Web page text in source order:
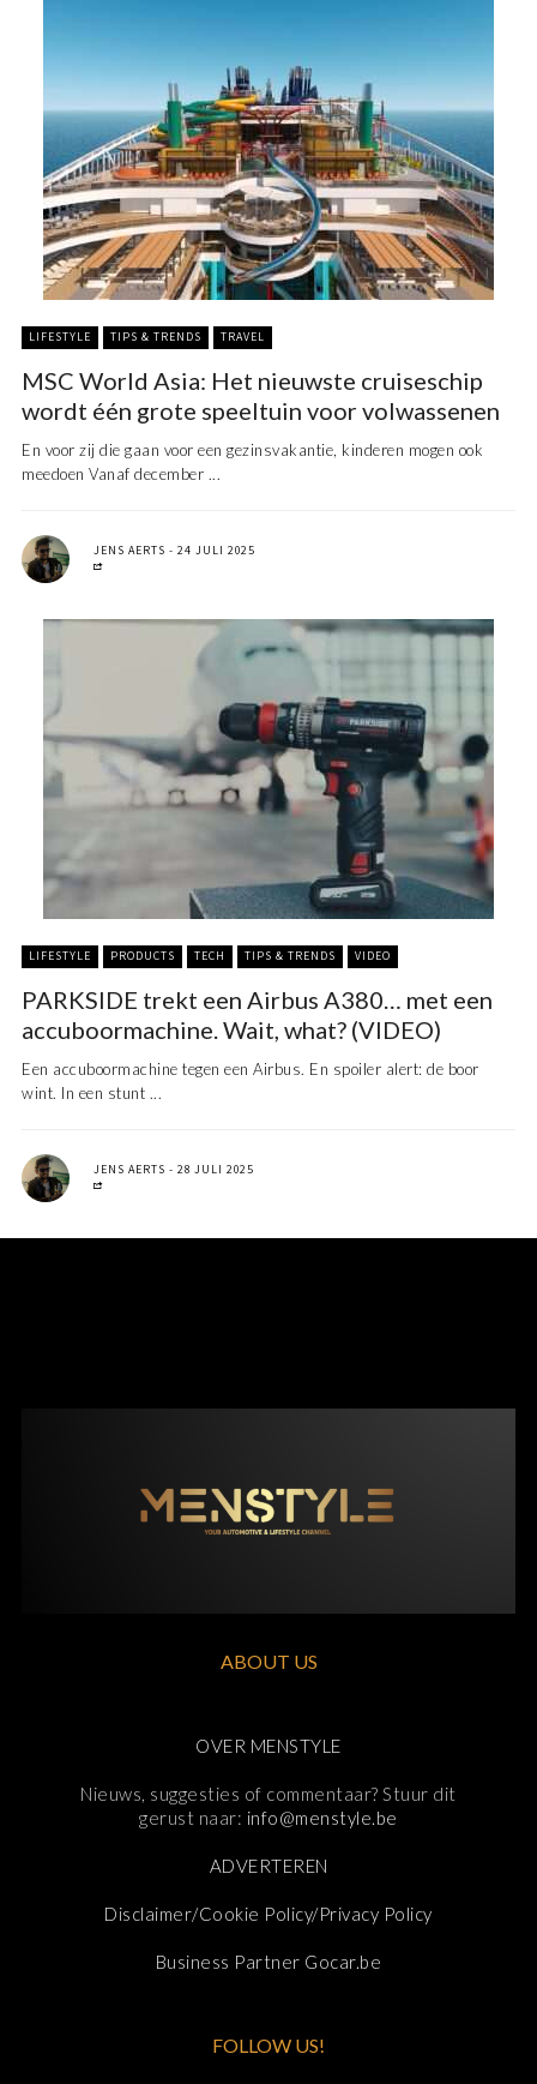
LIFESTYLE TIPS & TRENDS TRAVEL
MSC World Asia: Het nieuwste cruiseschip
wordt één grote speeltuin voor volwassenen
En voor zij die gaan voor een gezinsvakantie, kinderen mogen ook
meedoen Vanaf december ...
JENS AERTS 24 JULI 2025
LIFESTYLE PRODUCTS TECH TIPS & TRENDS VIDEO
PARKSIDE trekt een Airbus A380… met een
accuboormachine. Wait, what? (VIDEO)
Een accuboormachine tegen een Airbus. En spoiler alert: de boor
wint. In een stunt ...
JENS AERTS 28 JULI 2025
ABOUT US
OVER MENSTYLE
Nieuws, suggesties of commentaar? Stuur dit
gerust naar: info@menstyle.be
ADVERTEREN
Disclaimer/Cookie Policy/Privacy Policy
Business Partner Gocar.be
FOLLOW US!